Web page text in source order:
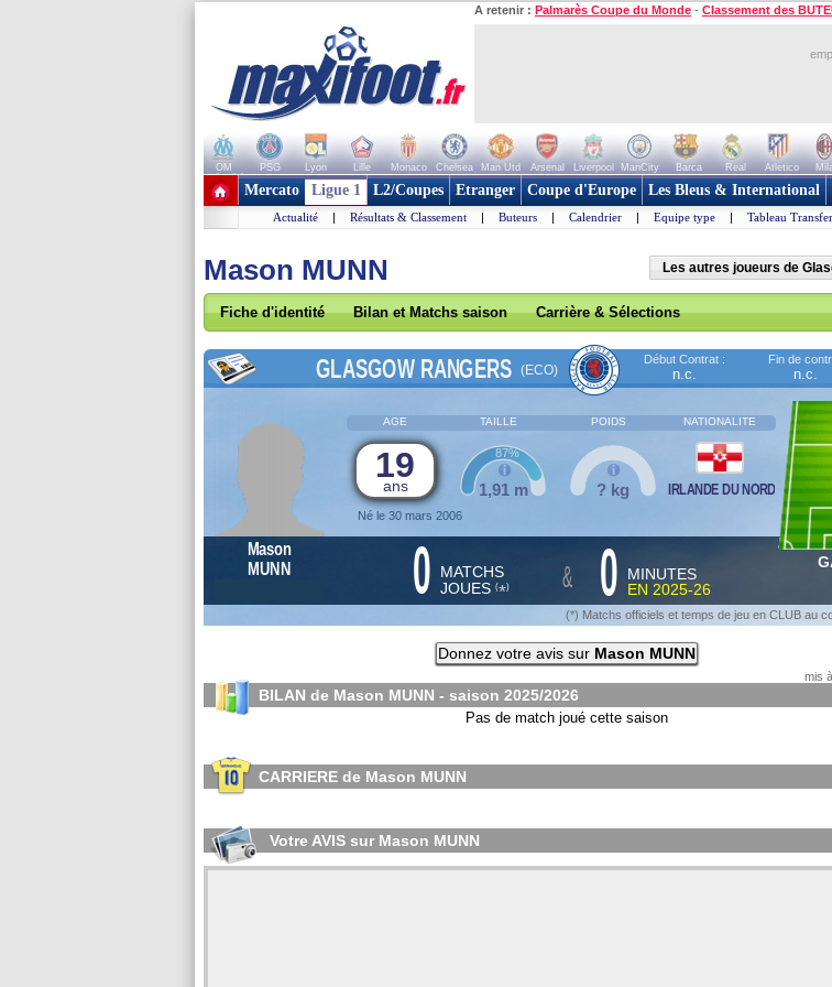
A retenir : Palmarès Coupe du Monde - Classement des
OM PSG Lyon Lille Monaco Chelsea Man Utd Arsenal Liverpool ManCity Barca Real Atletico
+ de clubs
Mercato Ligue 1 L2/Coupes Etranger Coupe d'Europe Les Bleus & International
Actualité | Résultats & Classement | Buteurs | Calendrier | Equipe type | Tableau
Mason MUNN Les autres joueurs de
Fiche d'identité Bilan et Matchs saison Carrière & Sélections
GLASGOW RANGERS (ECO)
Début Contrat :
n.c.
Fin de
n.c.
AGE TAILLE POIDS NATIONALITE
19
ans
Né le 30 mars 2006
1,91 m
87%
? kg IRLANDE DU NORD
Mason
MUNN
0 MATCHS
JOUES (*) & 0
MINUTES
EN 2025-26
(*) Matchs officiels et temps de jeu en CLUB au
Donnez votre avis sur Mason MUNN
mis
BILAN de Mason MUNN - saison 2025/2026
Pas de match joué cette saison
CARRIERE de Mason MUNN
Votre AVIS sur Mason MUNN